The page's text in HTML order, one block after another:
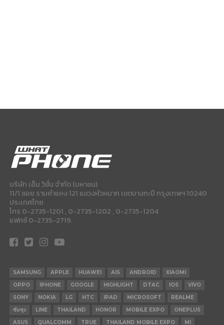
บริษัท เอ็ม วิชั่น จำกัด (มหาชน)
11/1 ซอย รามคำแหง 121 แขวงหัวหมาก เขตบางกะปี กรุงเทพฯ 10240
ประเทศไทย
โทร 0-2735-1201 , 0-2735-1202 , 0-2735-1204
แฟกซ์ 0-2735-2719.
SAMSUNG APPLE HUAWEI AIS ANDROID
XIAOMI
OPPO
IPHONE GOOGLE HIGHLIGHT DTAC IOS
VIVO
SONY
NOKIA LG HTC IPAD MICROSOFT
REALME
ซัมซุง
LINE THAILAND HONOR MOBILE EXPO
ONEPLUS
ASUS
QUALCOMM TRUE THAILAND MOBILE EXPO MI